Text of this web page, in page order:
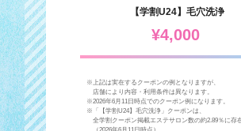
【学割U24】毛穴洗浄
¥4,000
※上記は実在するクーポンの例となりますが、
店舗により内容・利用条件は異なります。
※2026年6月11日時点でのクーポン例になります。
※「【学割U24】毛穴洗浄」クーポンは、
全学割クーポン掲載エステサロン数の約2.89％に存